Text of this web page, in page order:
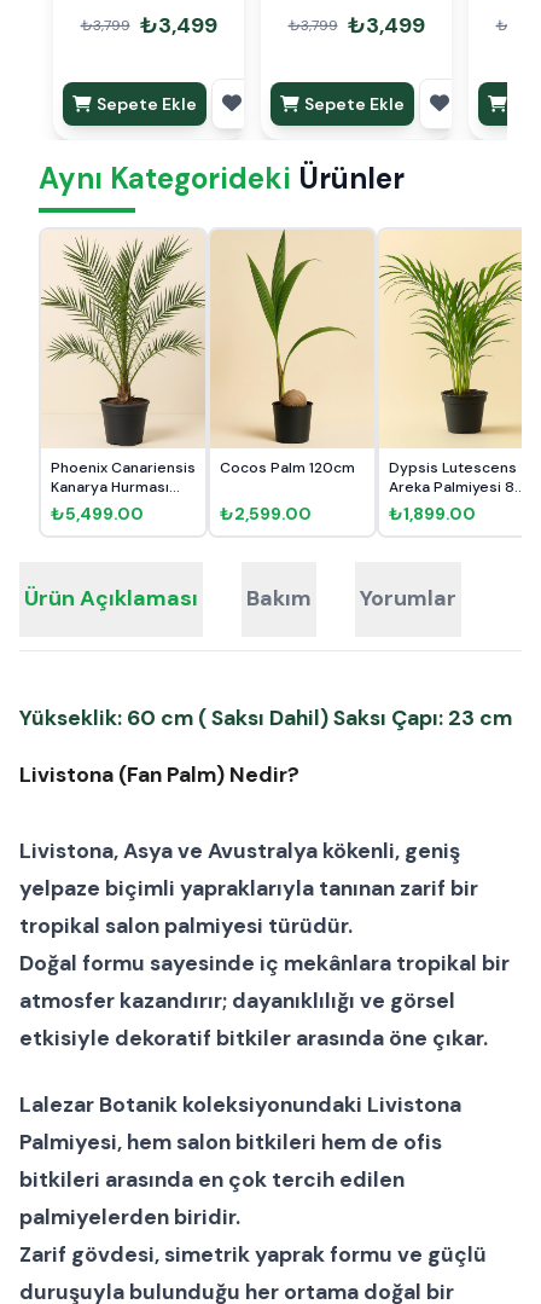
Ø20cm
₺3,799 ₺3,499
Sepete Ekle
Ø20cm
₺3,799 ₺3,499
Sepete Ekle
Aynı Kategorideki Ürünler
Phoenix Canariensis
Kanarya Hurması
150c...
₺5,499.00
Cocos Palm 120cm
₺2,599.00
Dypsis Lutescens
Areka Palmiyesi 80-
90cm...
₺1,899.00
Ürün Açıklaması Bakım Yorumlar
Yükseklik: 60 cm ( Saksı Dahil) Saksı Çapı: 23 cm
Livistona (Fan Palm) Nedir?
Livistona, Asya ve Avustralya kökenli, geniş
yelpaze biçimli yapraklarıyla tanınan zarif bir
tropikal salon palmiyesi türüdür.
Doğal formu sayesinde iç mekânlara tropikal bir
atmosfer kazandırır; dayanıklılığı ve görsel
etkisiyle dekoratif bitkiler arasında öne çıkar.
Lalezar Botanik koleksiyonundaki Livistona
Palmiyesi, hemsalon bitkileri hem de ofis
bitkileri arasında en çok tercih edilen
palmiyelerden biridir.
Zarif gövdesi, simetrik yaprak formu ve güçlü
duruşuyla bulunduğu her ortama doğal bir